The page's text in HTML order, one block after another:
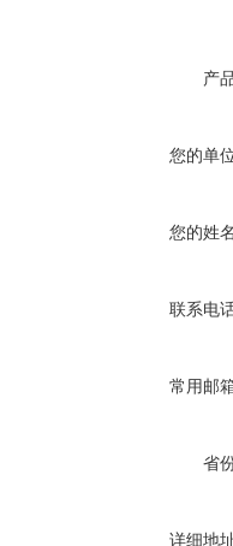
产
您的单
您的姓
联系电
常用邮
省
详细地